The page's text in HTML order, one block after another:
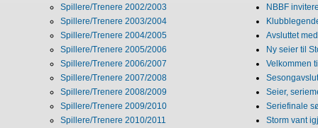
Spillere/Trenere 2002/2003
Spillere/Trenere 2003/2004
Spillere/Trenere 2004/2005
Spillere/Trenere 2005/2006
Spillere/Trenere 2006/2007
Spillere/Trenere 2007/2008
Spillere/Trenere 2008/2009
Spillere/Trenere 2009/2010
Spillere/Trenere 2010/2011
NBBF
Avsluttet
Ny seier til
Velkommen
Seier,
Seriefinale
Storm vant